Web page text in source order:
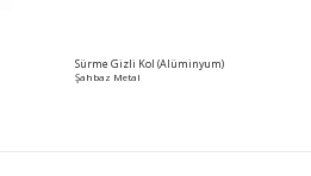
Sürme Gizli Kol (Alüminyum)
Şahbaz Metal